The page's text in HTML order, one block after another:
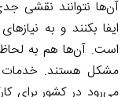
آن‌ها نتوانند نقشی
ایفا بکنند و به
است. آن‌ها هم به
مشکل هستند. خدمات
می‌رود در کشور برای